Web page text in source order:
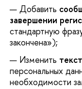
Добавить
завершении
стандартную
закончена»);
Изменить
персональных
необходимости